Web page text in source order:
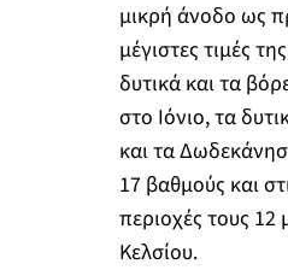
μικρή άνοδο ως
μέγιστες τιμές
δυτικά και τα
στο Ιόνιο, τα
και τα
17 βαθμούς και
περιοχές τους 12
Κελσίου.